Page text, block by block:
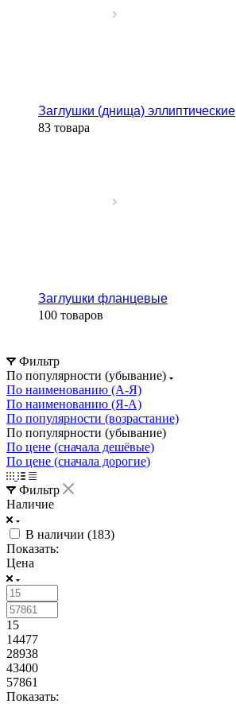
Заглушки (днища) эллиптические
83 товара
Заглушки фланцевые
100 товаров
Фильтр
По популярности (убывание)
По наименованию (А-Я)
По наименованию (Я-А)
По популярности (возрастание)
По популярности (убывание)
По цене (сначала дешёвые)
По цене (сначала дорогие)
Фильтр
Наличие
В наличии (183)
Показать:
Цена
15
14477
28938
43400
57861
Показать: